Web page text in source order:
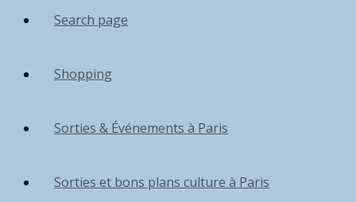
Search page
Shopping
Sorties & Événements à Paris
Sorties et bons plans culture à Paris